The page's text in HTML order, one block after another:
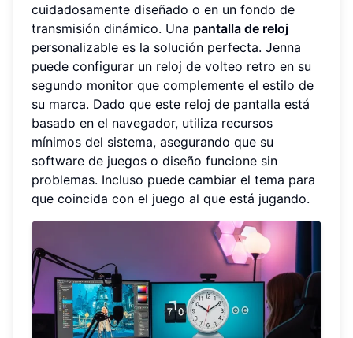
cuidadosamente diseñado o en un fondo de
transmisión dinámico. Una pantalla de reloj
personalizable es la solución perfecta. Jenna
puede configurar un reloj de volteo retro en su
segundo monitor que complemente el estilo de
su marca. Dado que este reloj de pantalla está
basado en el navegador, utiliza recursos
mínimos del sistema, asegurando que su
software de juegos o diseño funcione sin
problemas. Incluso puede cambiar el tema para
que coincida con el juego al que está jugando.